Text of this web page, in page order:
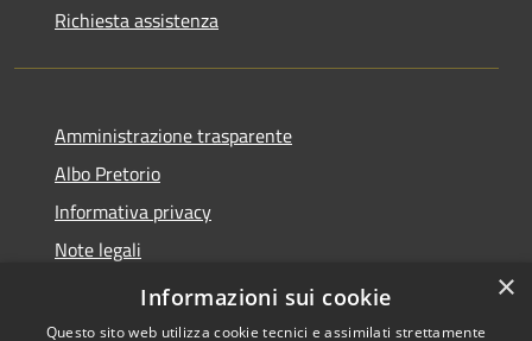
Richiesta assistenza
Amministrazione trasparente
Albo Pretorio
Informativa privacy
Note legali
Dichiarazione di accessibilità
×
Informazioni sui cookie
Questo sito web utilizza cookie tecnici e assimilati strettamente